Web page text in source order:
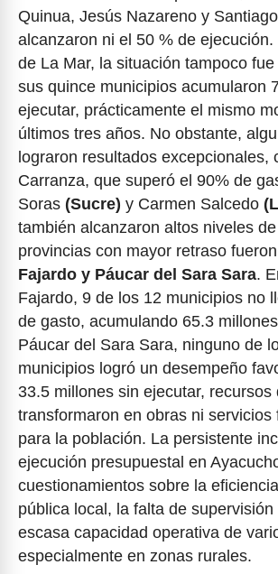
Quinua, Jesús Nazareno y
alcanzaron ni el 50 % de
de La Mar, la situación tampoco
sus quince municipios acumularon
ejecutar, prácticamente el mismo
últimos tres años. No obstante,
lograron resultados excepcionales,
Carranza, que superó el 90% de
Soras (Sucre) y Carmen Salcedo
también alcanzaron altos niveles
provincias con mayor retraso fueron
Fajardo y Páucar del Sara Sara.
Fajardo, 9 de los 12 municipios no
de gasto, acumulando 65.3
Páucar del Sara Sara, ninguno de
municipios logró un desempeño
33.5 millones sin ejecutar, recursos
transformaron en obras ni servicios
para la población. La persistente
ejecución presupuestal en
cuestionamientos sobre la
pública local, la falta de
escasa capacidad operativa de
especialmente en zonas rurales.